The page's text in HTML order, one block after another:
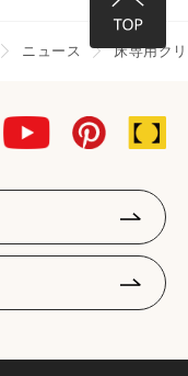
ニュース 床専用ク